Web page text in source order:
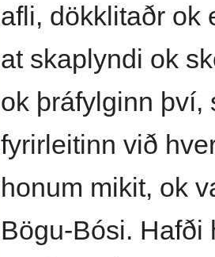
afli, dökklitaðr ok
at skaplyndi ok
ok þráfylginn því,
fyrirleitinn við
honum mikit, ok
Bögu-Bósi. Hafði